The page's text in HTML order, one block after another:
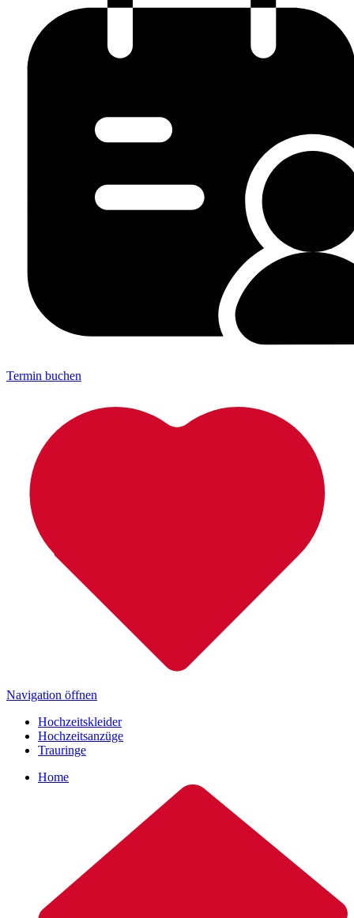
Termin buchen
Navigation öffnen
Hochzeitskleider
Hochzeitsanzüge
Trauringe
Home